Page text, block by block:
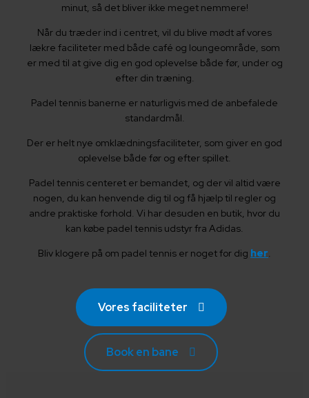
minut, så det bliver ikke meget nemmere!
Når du træder ind i centret, vil du blive mødt af vores
lækre faciliteter med både café og loungeområde, som
er med til at give dig en god oplevelse både før, under og
efter din træning.
Padel tennis banerne er naturligvis med de anbefalede
standardmål.
Der er helt nye omklædningsfaciliteter, som giver en god
oplevelse både før og efter spillet.
Padel tennis centeret er bemandet, og der vil altid være
nogen, du kan henvende dig til og få hjælp til regler og
andre praktiske forhold. Vi har desuden en butik, hvor du
kan købe padel tennis udstyr fra Adidas.
Bliv klogere på om padel tennis er noget for dig her
Vores faciliteter
Book en bane